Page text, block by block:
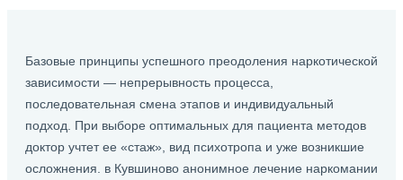
Базовые принципы успешного преодоления наркотической
зависимости — непрерывность процесса,
последовательная смена этапов и индивидуальный
подход. При выборе оптимальных для пациента методов
доктор учтет ее «стаж», вид психотропа и уже возникшие
осложнения. в Кувшиново анонимное лечение наркомании